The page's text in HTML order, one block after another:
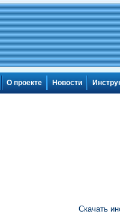
О проекте Новости
Скачать